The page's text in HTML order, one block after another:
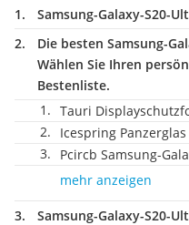
Samsung-Galaxy-S20-
Die besten Samsung-
Wählen Sie Ihren
Bestenliste.
Tauri
Icespring
Pcircb Samsung-
mehr anzeigen
Samsung-Galaxy-S20-